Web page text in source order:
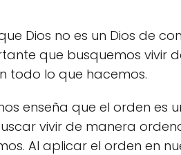
Dios no es un Dios de
que busquemos vivir
todo lo que hacemos.
enseña que el orden
vivir de manera
Al aplicar el orden en